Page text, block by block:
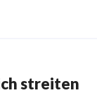
streiten